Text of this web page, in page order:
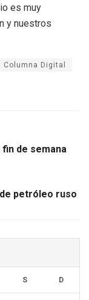
es muy
y nuestros
Columna Digital
de semana
petróleo ruso
S D